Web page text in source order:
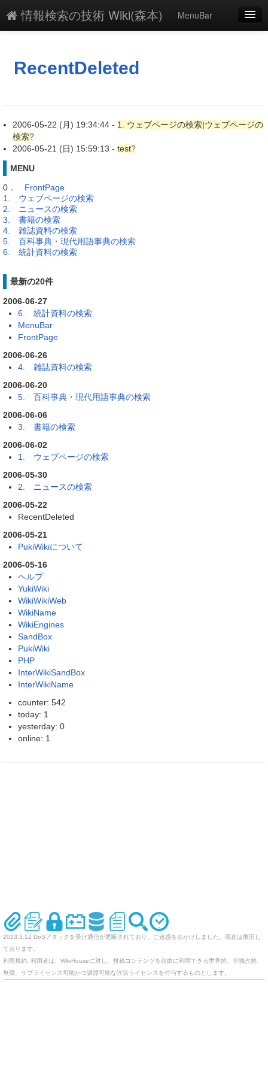
情報検索の技術 Wiki(森本)
MenuBar
添付
最終更新
単語検索
RecentDeleted
2006-05-22 (月) 19:34:44 - 1. ウェブページの検索|ウェブページの
検索?
2006-05-21 (日) 15:59:13 - test?
MENU
0． FrontPage
1. ウェブページの検索
2. ニュースの検索
3. 書籍の検索
4. 雑誌資料の検索
5. 百科事典・現代用語事典の検索
6. 統計資料の検索
最新の20件
2006-06-27
6. 統計資料の検索
MenuBar
FrontPage
2006-06-26
4. 雑誌資料の検索
2006-06-20
5. 百科事典・現代用語事典の検索
2006-06-06
3. 書籍の検索
2006-06-02
1. ウェブページの検索
2006-05-30
2. ニュースの検索
2006-05-22
RecentDeleted
2006-05-21
PukiWikiについて
2006-05-16
ヘルプ
YukiWiki
WikiWikiWeb
WikiName
WikiEngines
SandBox
PukiWiki
PHP
InterWikiSandBox
InterWikiName
counter: 542
today: 1
yesterday: 0
online: 1
2023.3.12 DoSアタックを受け通信が遮断されており、ご迷惑をおかけしました。現在は復旧し
ております。
利用規約: 利用者は、WikiHouseに対し、投稿コンテンツを自由に利用できる世界的、非独占的、
無償、サブライセンス可能かつ譲渡可能な許諾ライセンスを付与するものとします。